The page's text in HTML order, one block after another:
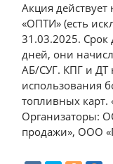
Акция действует
«ОПТИ» (есть
31.03.2025. Срок
дней, они
АБ/СУГ. КПГ и ДТ
использования
топливных карт.
Организаторы:
продажи», ООО